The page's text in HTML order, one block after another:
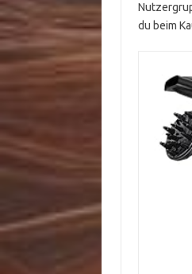
du beim